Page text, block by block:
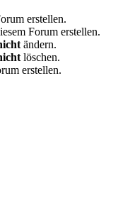
erstellen.
Forum erstellen.
ändern.
löschen.
erstellen.